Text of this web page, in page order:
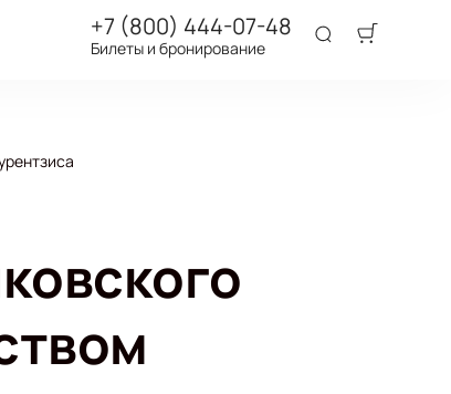
+7 (800) 444-07-48
Билеты и бронирование